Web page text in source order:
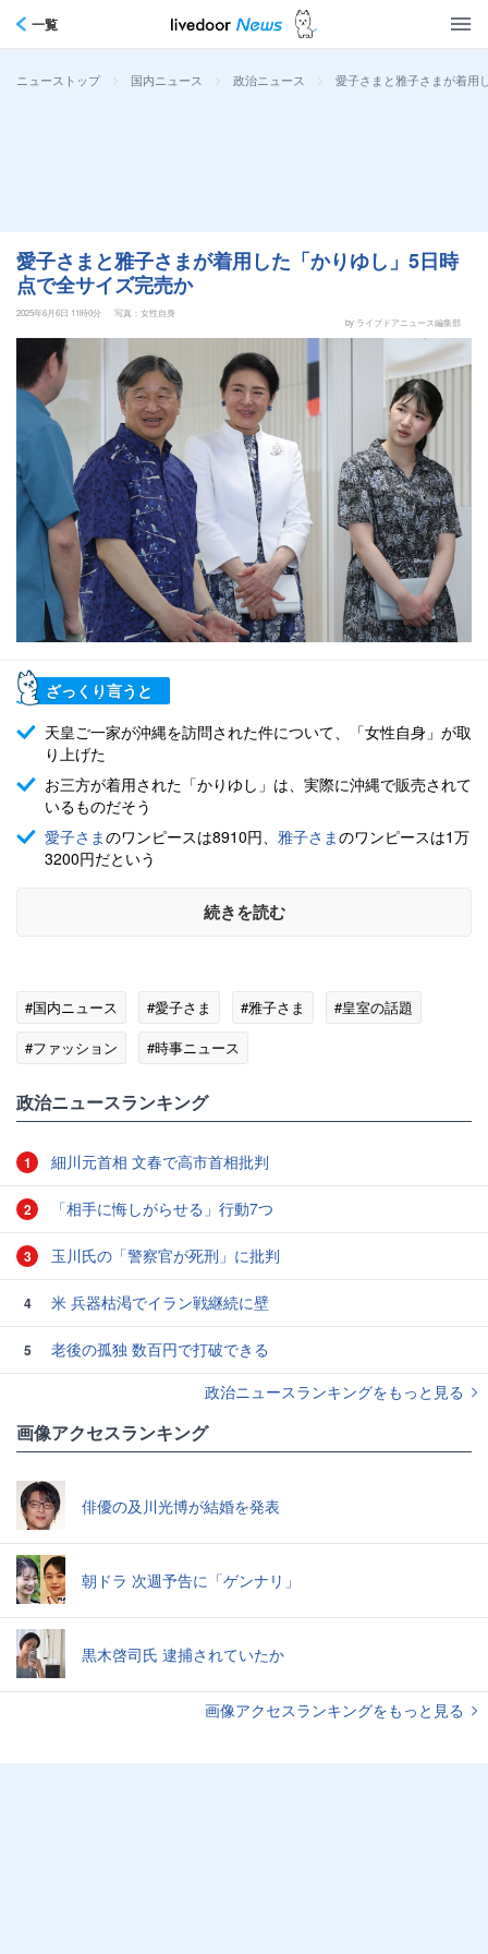
一覧
ニューストップ > 国内ニュース > 政治ニュース > 愛子さまと雅子さまが着用
愛子さまと雅子さまが着用した「かりゆし」5日時
点で全サイズ完売か
2025年6月6日 11時0分
写真：女性自身
by ライブドアニュース編集部
ざっくり言うと
天皇ご一家が沖縄を訪問された件について、「女性自身」が取
り上げた
お三方が着用された「かりゆし」は、実際に沖縄で販売されて
いるものだそう
愛子さまのワンピースは8910円、 雅子さまのワンピースは1万
3200円だという
続きを読む
#国内ニュース #愛子さま #雅子さま
#皇室の話題
#ファッション
#時事ニュース
政治ニュースランキング
1 細川元首相 文春で高市首相批判
2 「相手に悔しがらせる」行動7つ
3 玉川氏の「警察官が死刑」に批判
4 米 兵器枯渇でイラン戦継続に壁
5
老後の孤独 数百円で打破できる
政治ニュースランキングをもっと見る
画像アクセスランキング
俳優の及川光博が結婚を発表
朝ドラ 次週予告に「ゲンナリ」
黒木啓司氏 逮捕されていたか
画像アクセスランキングをもっと見る